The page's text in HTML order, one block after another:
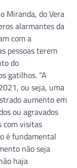
Miranda, do Vera
alarmantes da
com a
pessoas terem
do
gatilhos. “A
ou seja, uma
aumento em
ou agravados
com visitas
é fundamental
não seja
haja